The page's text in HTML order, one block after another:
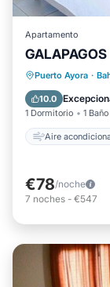
Apartamento
GALAPAGOS
Puerto Ayora ·
10.0
1 Dormitorio 1 Baño
Aire
Aire
Apto
€78/noche
7 noches - €547